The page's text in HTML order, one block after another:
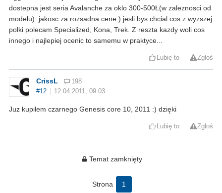
dostepna jest seria Avalanche za oklo 300-500Ł(w zaleznosci od
modelu). jakosc za rozsadna cene:) jesli bys chcial cos z wyzszej
polki polecam Specialized, Kona, Trek. Z reszta kazdy woli cos
innego i najlepiej ocenic to samemu w praktyce...
Lubię to Zgłoś
CrissL
198
#12
12.04.2011, 09:03
Juz kupilem czarnego Genesis core 10, 2011 :) dzięki
Lubię to Zgłoś
Temat zamknięty
Strona 1